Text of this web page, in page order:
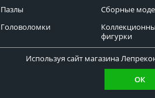
Пазлы
Сборные
Головоломки
фигурки
Copyright ©
Используя сайт магазина
ОК